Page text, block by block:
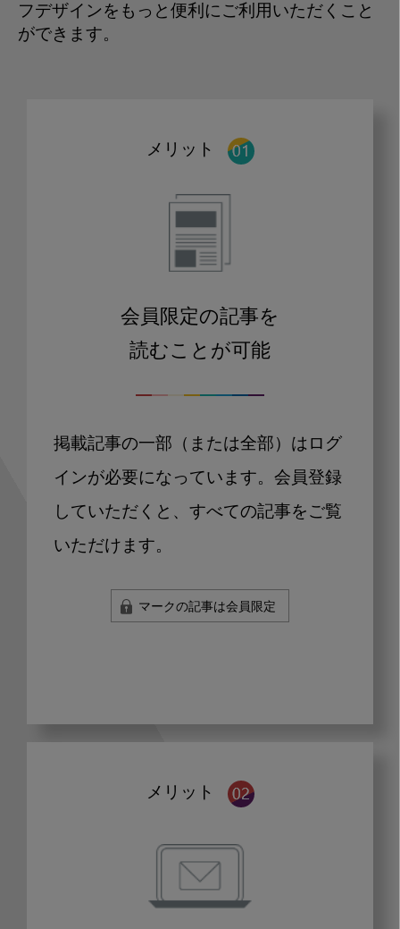
フデザインをもっと便利にご利用いただくこと
ができます。
メリット
会員限定の記事を
読むことが可能
掲載記事の一部（または全部）はログ
インが必要になっています。会員登録
していただくと、すべての記事をご覧
いただけます。
マークの記事は会員限定
メリット